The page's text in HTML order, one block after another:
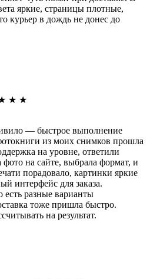
яркие, страницы плотные,
курьер в дождь не донес до
★ ★
— быстрое выполнение
из моих снимков прошла
на уровне, ответили
фото на сайте, выбрала формат, и
порадовало, картинки яркие
интерфейс для заказа.
есть разные варианты
тоже пришла быстро.
на результат.